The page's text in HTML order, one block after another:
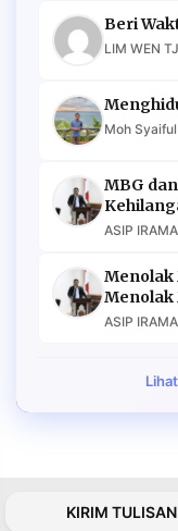
Beri
LIM WEN
Moh
MBG
ASIP IRAMA
Menolak
Menolak
ASIP IRAMA
KIRIM TULISAN